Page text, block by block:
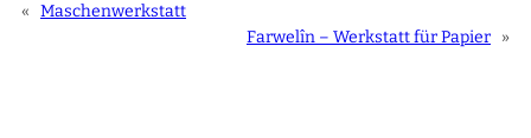
« Maschenwerkstatt
Farwelîn – Werkstatt für Papier »